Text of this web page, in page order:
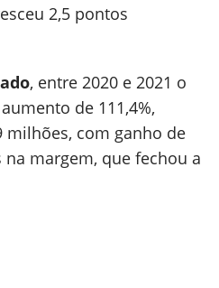
2,5 pontos
, entre 2020 e 2021 o
de 111,4%,
milhões, com ganho de
margem, que fechou a